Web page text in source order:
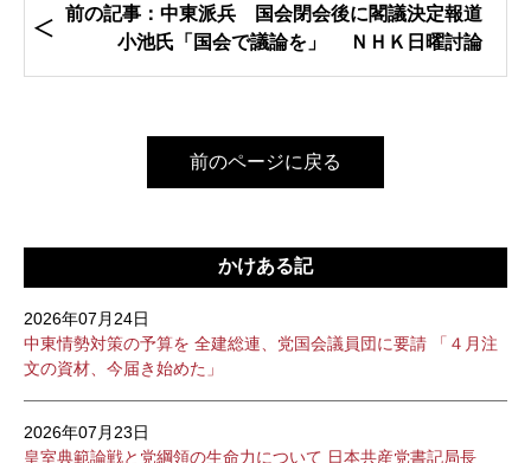
前の記事：中東派兵 国会閉会後に閣議決定報道
小池氏「国会で議論を」 ＮＨＫ日曜討論
前のページに戻る
かけある記
2026年07月24日
中東情勢対策の予算を 全建総連、党国会議員団に要請 「４月注
文の資材、今届き始めた」
2026年07月23日
皇室典範論戦と党綱領の生命力について 日本共産党書記局長